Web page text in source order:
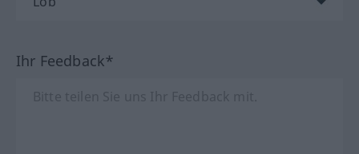
Ihr Feedback*